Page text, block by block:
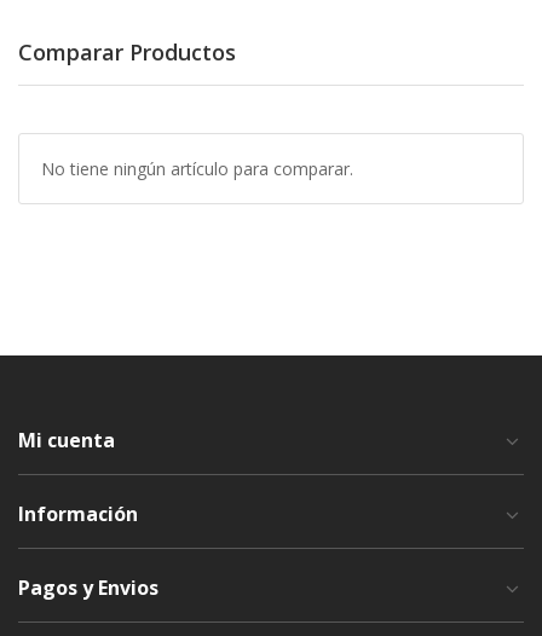
Comparar Productos
No tiene ningún artículo para comparar.
Mi cuenta
Información
Pagos y Envios